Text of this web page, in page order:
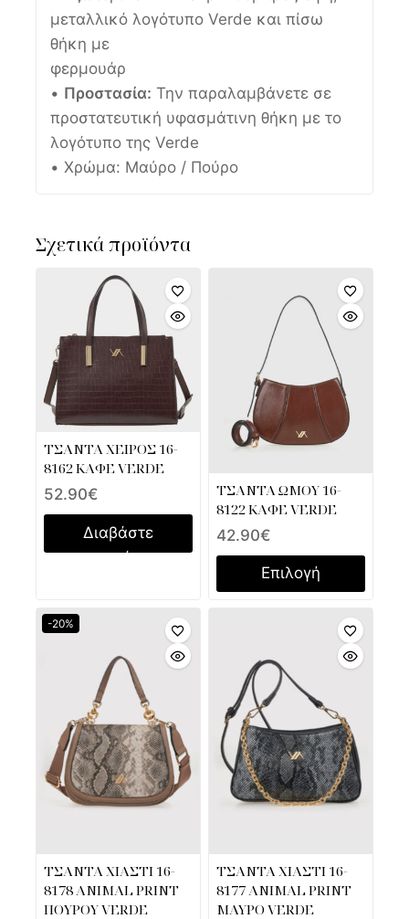
μεταλλικό λογότυπο Verde και πίσω
θήκη με
φερμουάρ
• Προστασία: Την παραλαμβάνετε σε
προστατευτική υφασμάτινη θήκη με το
λογότυπο της Verde
• Χρώμα: Μαύρο / Πούρο
Σχετικά προϊόντα
ΤΣΑΝΤΑ ΧΕΙΡΟΣ 16-
8162 ΚΑΦΕ VERDE
52.90€
Διαβάστε
περισσότερα
ΤΣΑΝΤΑ ΩΜΟΥ 16-
8122 ΚΑΦΕ VERDE
42.90€
Επιλογή
-20%
ΤΣΑΝΤΑ ΧΙΑΣΤΙ 16-
8178 ANIMAL PRINT
ΠΟΥΡΟΥ VERDE
ΤΣΑΝΤΑ ΧΙΑΣΤΙ 16-
8177 ANIMAL PRINT
ΜΑΥΡΟ VERDE